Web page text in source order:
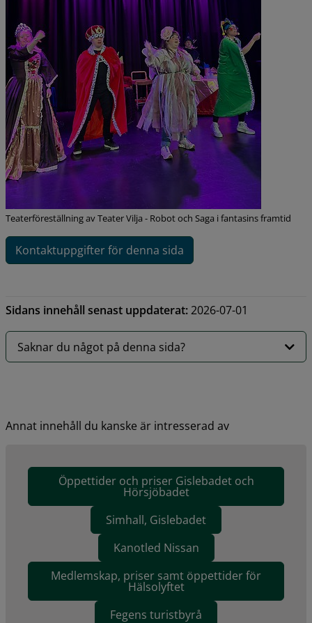
Teaterföreställning av Teater Vilja - Robot och Saga i fantasins framtid
Kontaktuppgifter för denna sida
Sidans innehåll senast uppdaterat:2026-07-01
Saknar du något på denna sida?
Annat innehåll du kanske är intresserad av
Öppettider och priser Gislebadet och
Hörsjöbadet
Simhall, Gislebadet
Kanotled Nissan
Medlemskap, priser samt öppettider för
Hälsolyftet
Fegens turistbyrå